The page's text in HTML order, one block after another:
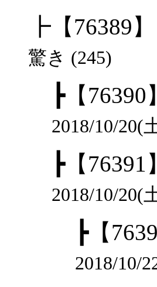
┣ 【76389】
驚き (245)
┣【76390】
2018/10/20(
┣【76391】
2018/10/20(
┣【
2018/10/